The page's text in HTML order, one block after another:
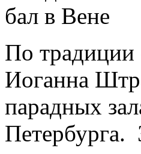
По традиции
Иоганна
парадных
Петербурга.